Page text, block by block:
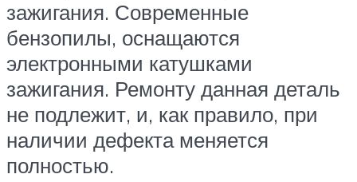
зажигания. Современные
бензопилы, оснащаются
электронными катушками
зажигания. Ремонту данная деталь
не подлежит, и, как правило, при
наличии дефекта меняется
полностью.